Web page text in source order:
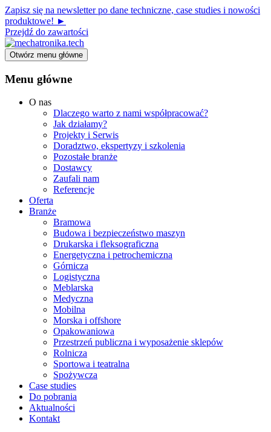
Zapisz się na newsletter po dane techniczne, case studies i nowości
produktowe! ►
Przejdź do zawartości
Otwórz menu główne
Menu główne
O nas
Dlaczego warto z nami współpracować?
Jak działamy?
Projekty i Serwis
Doradztwo, ekspertyzy i szkolenia
Pozostałe branże
Dostawcy
Zaufali nam
Referencje
Oferta
Branże
Bramowa
Budowa i bezpieczeństwo maszyn
Drukarska i fleksograficzna
Energetyczna i petrochemiczna
Górnicza
Logistyczna
Meblarska
Medyczna
Mobilna
Morska i offshore
Opakowaniowa
Przestrzeń publiczna i wyposażenie sklepów
Rolnicza
Sportowa i teatralna
Spożywcza
Case studies
Do pobrania
Aktualności
Kontakt